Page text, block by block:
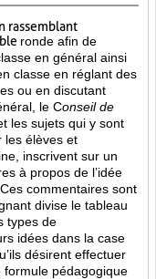
rassemblant
ronde afin de
en général ainsi
classe en réglant des
ou en discutant
le Conseil de
les sujets qui y sont
les élèves et
inscrivent sur un
à propos de l’idée
commentaires sont
divise le tableau
types de
idées dans la case
désirent effectuer
formule pédagogique